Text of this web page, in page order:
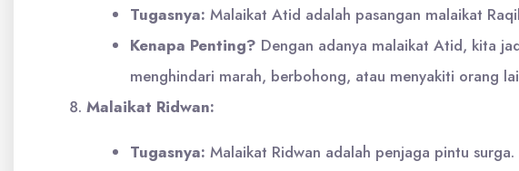
Tugasnya: Malaikat Atid adalah pasangan malaikat
Kenapa Penting? Dengan adanya malaikat Atid, kita
menghindari marah, berbohong, atau menyakiti orang
Malaikat Ridwan:
Tugasnya: Malaikat Ridwan adalah penjaga pintu